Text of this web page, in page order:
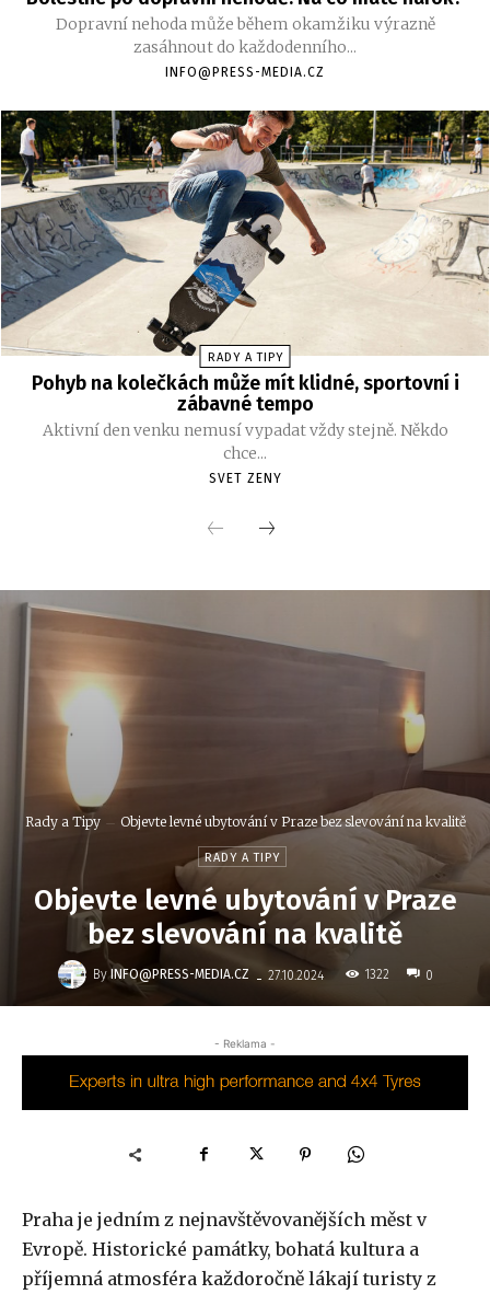
Dopravní nehoda může během okamžiku výrazně
zasáhnout do každodenního...
INFO@PRESS-MEDIA.CZ
RADY A TIPY
Pohyb na kolečkách může mít klidné, sportovní i
zábavné tempo
Aktivní den venku nemusí vypadat vždy stejně. Někdo
chce...
SVET ZENY